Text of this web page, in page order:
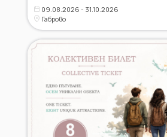
09.08.2026 - 31.10.2026
Габрово